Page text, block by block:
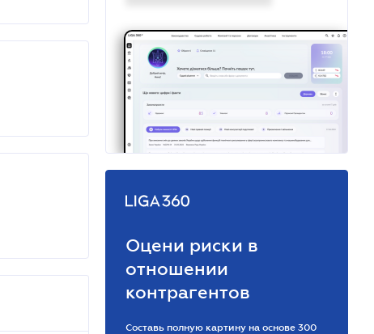
Оцени риски в
отношении
контрагентов
Составь полную картину на основе 300